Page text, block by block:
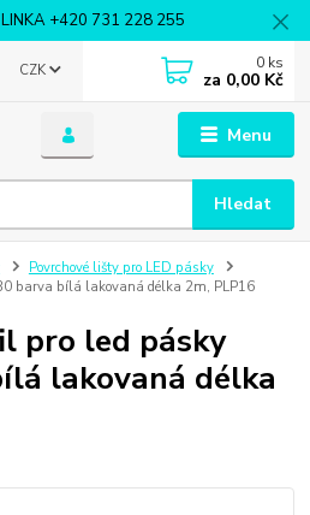
+420 731 228 255
Menu
CZK
Hledat
0 ks
za 0,00 Kč
Povrchové lišty pro LED pásky
barva bílá lakovaná délka 2m, PLP16
pro led pásky
lakovaná délka